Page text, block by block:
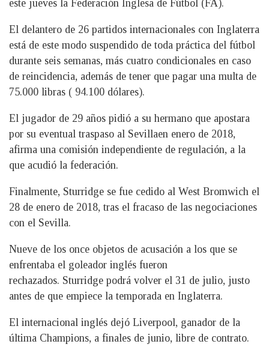
este jueves la Federación Inglesa de Fútbol (FA).
El delantero de 26 partidos internacionales con Inglaterra
está de este modo suspendido de toda práctica del fútbol
durante seis semanas, más cuatro condicionales en caso
de reincidencia, además de tener que pagar una multa de
75.000 libras ( 94.100 dólares).
El jugador de 29 años pidió a su hermano que apostara
por su eventual traspaso al Sevillaen enero de 2018,
afirma una comisión independiente de regulación, a la
que acudió la federación.
Finalmente, Sturridge se fue cedido al West Bromwich el
28 de enero de 2018, tras el fracaso de las negociaciones
con el Sevilla.
Nueve de los once objetos de acusación a los que se
enfrentaba el goleador inglés fueron
rechazados. Sturridge podrá volver el 31 de julio, justo
antes de que empiece la temporada en Inglaterra.
El internacional inglés dejó Liverpool, ganador de la
última Champions, a finales de junio, libre de contrato.